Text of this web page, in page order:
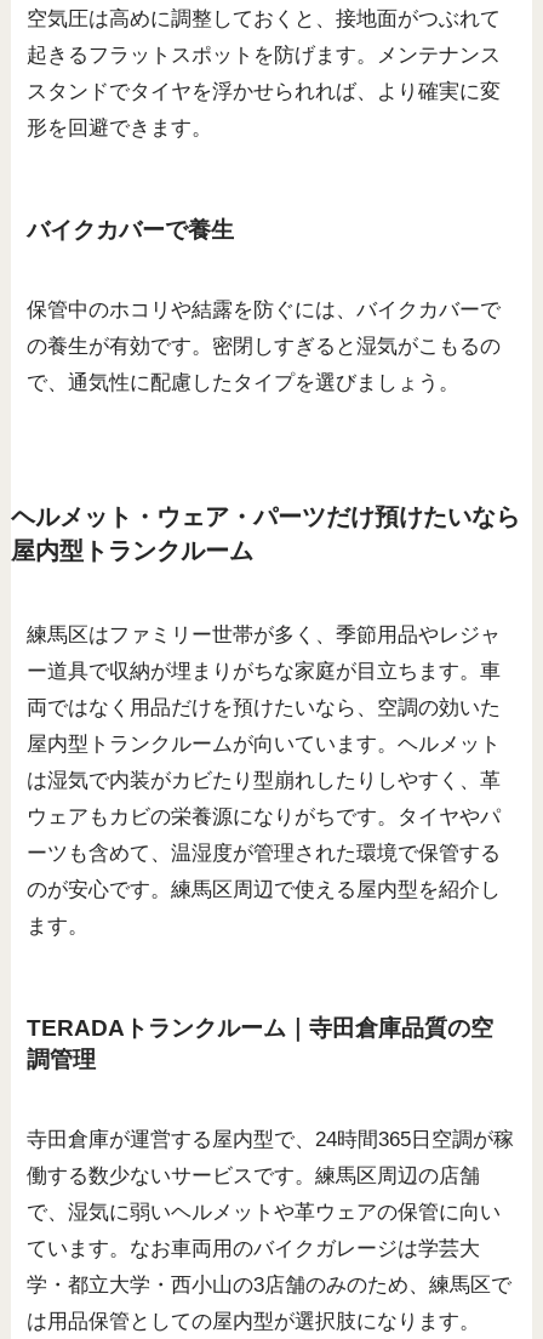
空気圧は高めに調整しておくと、接地面がつぶれて
起きるフラットスポットを防げます。メンテナンス
スタンドでタイヤを浮かせられれば、より確実に変
形を回避できます。
バイクカバーで養生
保管中のホコリや結露を防ぐには、バイクカバーで
の養生が有効です。密閉しすぎると湿気がこもるの
で、通気性に配慮したタイプを選びましょう。
ヘルメット・ウェア・パーツだけ預けたいなら
屋内型トランクルーム
練馬区はファミリー世帯が多く、季節用品やレジャ
ー道具で収納が埋まりがちな家庭が目立ちます。車
両ではなく用品だけを預けたいなら、空調の効いた
屋内型トランクルームが向いています。ヘルメット
は湿気で内装がカビたり型崩れしたりしやすく、革
ウェアもカビの栄養源になりがちです。タイヤやパ
ーツも含めて、温湿度が管理された環境で保管する
のが安心です。練馬区周辺で使える屋内型を紹介し
ます。
TERADAトランクルーム｜寺田倉庫品質の空
調管理
寺田倉庫が運営する屋内型で、24時間365日空調が稼
働する数少ないサービスです。練馬区周辺の店舗
で、湿気に弱いヘルメットや革ウェアの保管に向い
ています。なお車両用のバイクガレージは学芸大
学・都立大学・西小山の3店舗のみのため、練馬区で
は用品保管としての屋内型が選択肢になります。